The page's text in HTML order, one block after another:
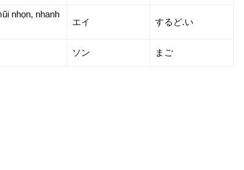
nhọn, nhanh
エイ するど.い
ソン まご